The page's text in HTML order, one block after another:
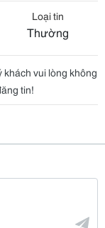
Loại tin
Thường
vui lòng không
tin!